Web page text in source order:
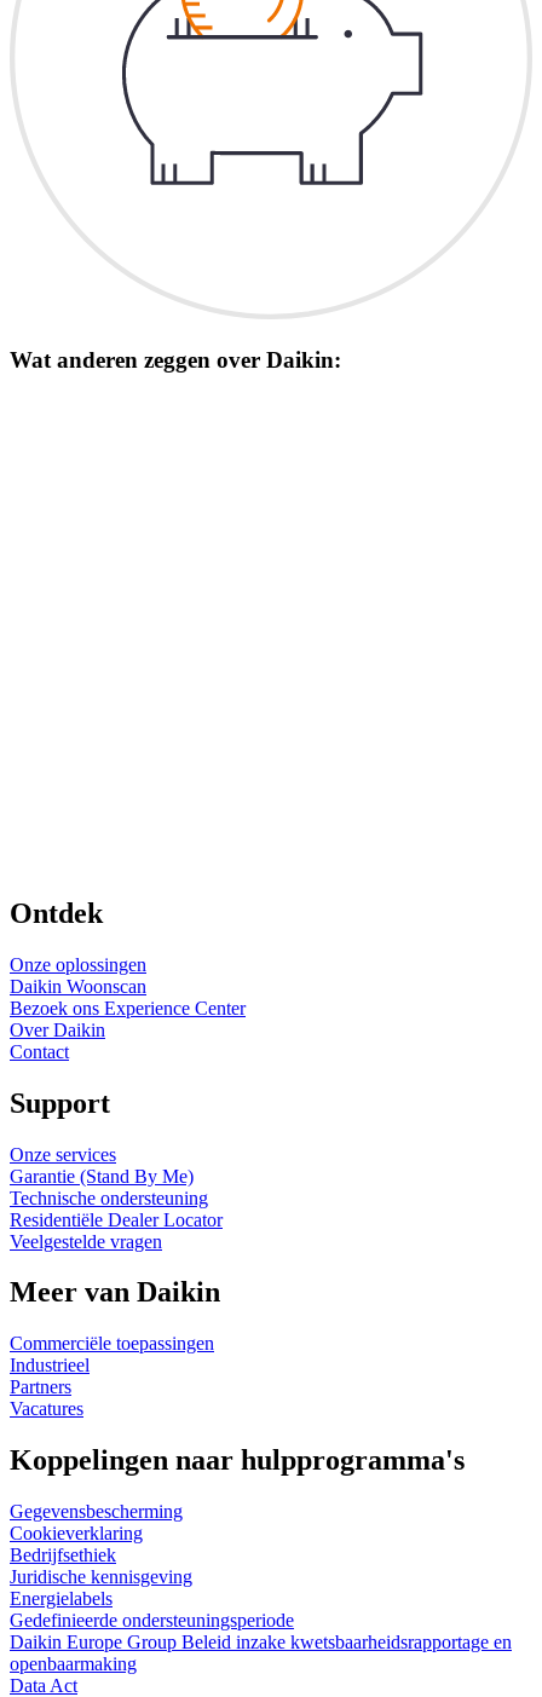
Wat anderen zeggen over Daikin:
Ontdek
Onze oplossingen
Daikin Woonscan
Bezoek ons Experience Center
Over Daikin
Contact
Support
Onze services
Garantie (Stand By Me)
Technische ondersteuning
Residentiële Dealer Locator
Veelgestelde vragen
Meer van Daikin
Commerciële toepassingen
Industrieel
Partners
Vacatures
Koppelingen naar hulpprogramma's
Gegevensbescherming
Cookieverklaring
Bedrijfsethiek
Juridische kennisgeving
Energielabels
Gedefinieerde ondersteuningsperiode
Daikin Europe Group Beleid inzake kwetsbaarheidsrapportage en
openbaarmaking
Data Act